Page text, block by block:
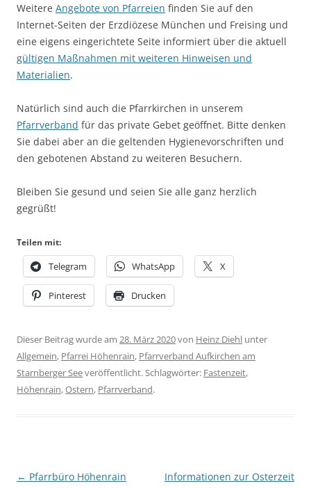
Weitere Angebote von Pfarreien finden Sie auf den
Internet-Seiten der Erzdiözese München und Freising und
eine eigens eingerichtete Seite informiert über die aktuell
gültigen Maßnahmen mit weiteren Hinweisen und
Materialien.
Natürlich sind auch die Pfarrkirchen in unserem
Pfarrverband für das private Gebet geöffnet. Bitte denken
Sie dabei aber an die geltenden Hygienevorschriften und
den gebotenen Abstand zu weiteren Besuchern.
Bleiben Sie gesund und seien Sie alle ganz herzlich
gegrüßt!
Teilen mit:
Telegram WhatsApp X
Pinterest Drucken
Dieser Beitrag wurde am 28. März 2020von Heinz Diehl unter
Allgemein, Pfarrei Höhenrain, Pfarrverband Aufkirchen am
Starnberger Seeveröffentlicht. Schlagwörter: Fastenzeit,
Höhenrain,Ostern, Pfarrverband.
Beitragsnavigation
← Pfarrbüro Höhenrain
Informationen zur Osterzeit